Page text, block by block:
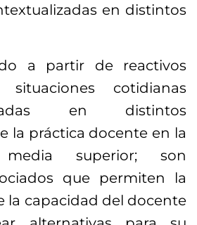
en distintos
a partir de reactivos
cotidianas
en distintos
la práctica docente en la
media superior; son
que permiten la
la capacidad del docente